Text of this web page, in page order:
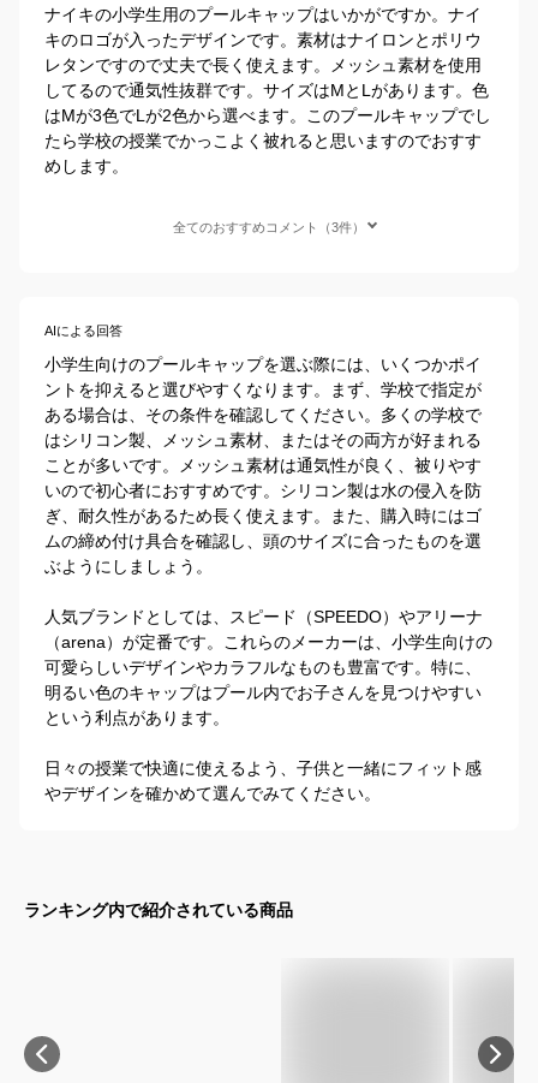
ナイキの小学生用のプールキャップはいかがですか。ナイ
キのロゴが入ったデザインです。素材はナイロンとポリウ
レタンですので丈夫で長く使えます。メッシュ素材を使用
してるので通気性抜群です。サイズはMとLがあります。色
はMが3色でLが2色から選べます。このプールキャップでし
たら学校の授業でかっこよく被れると思いますのでおすす
めします。
全てのおすすめコメント（3件）
AIによる回答
小学生向けのプールキャップを選ぶ際には、いくつかポイ
ントを抑えると選びやすくなります。まず、学校で指定が
ある場合は、その条件を確認してください。多くの学校で
はシリコン製、メッシュ素材、またはその両方が好まれる
ことが多いです。メッシュ素材は通気性が良く、被りやす
いので初心者におすすめです。シリコン製は水の侵入を防
ぎ、耐久性があるため長く使えます。また、購入時にはゴ
ムの締め付け具合を確認し、頭のサイズに合ったものを選
ぶようにしましょう。
人気ブランドとしては、スピード（SPEEDO）やアリーナ
（arena）が定番です。これらのメーカーは、小学生向けの
可愛らしいデザインやカラフルなものも豊富です。特に、
明るい色のキャップはプール内でお子さんを見つけやすい
という利点があります。
日々の授業で快適に使えるよう、子供と一緒にフィット感
やデザインを確かめて選んでみてください。
ランキング内で紹介されている商品